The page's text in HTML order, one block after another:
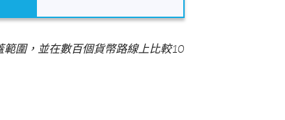
圍，並在數百個貨幣路線上比較10